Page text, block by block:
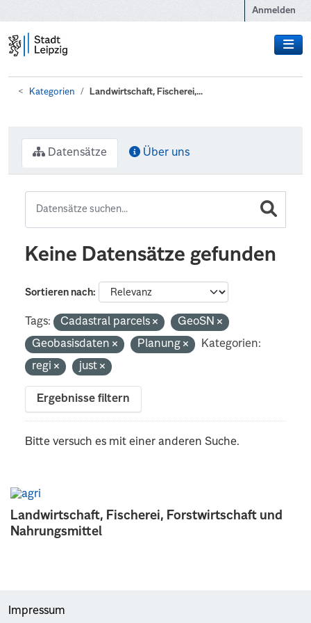
Anmelden
Kategorien Landwirtschaft, Fischerei,...
Landwirtschaft, Fischerei, Forstwirtschaft und
Nahrungsmittel
Datensätze Über uns
Keine Datensätze gefunden
Sortieren nach
Tags: Cadastral parcels
GeoSN
Geobasisdaten
Planung
Kategorien:
regi
just
Ergebnisse filtern
Bitte versuch es mit einer anderen Suche.
Impressum